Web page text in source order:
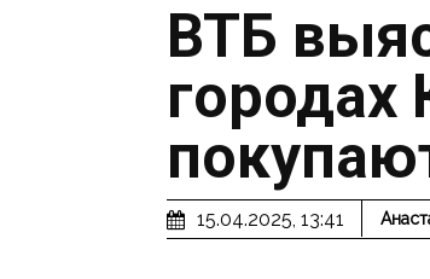
ВТБ
15.04.2025, 13:41